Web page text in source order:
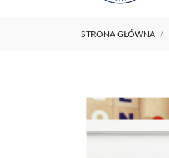
STRONA GŁÓWNA